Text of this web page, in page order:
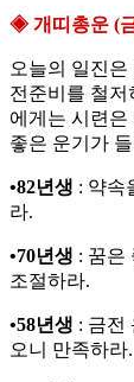
◈ 개띠총운 (
오늘의 일진
전준비를 철
에게는 시련
좋은 운기가
•82년생 : 약속
라.
•70년생 : 꿈은
조절하라.
•58년생 : 금전
오니 만족하라.